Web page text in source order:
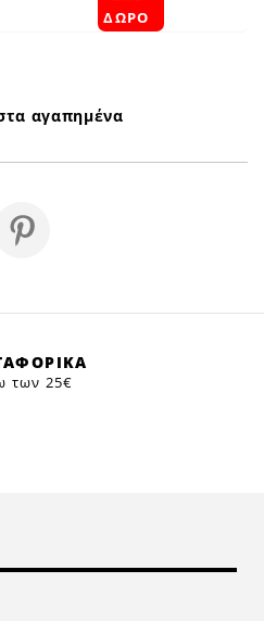
ΔΩΡΟ
αγαπημένα
των 25€